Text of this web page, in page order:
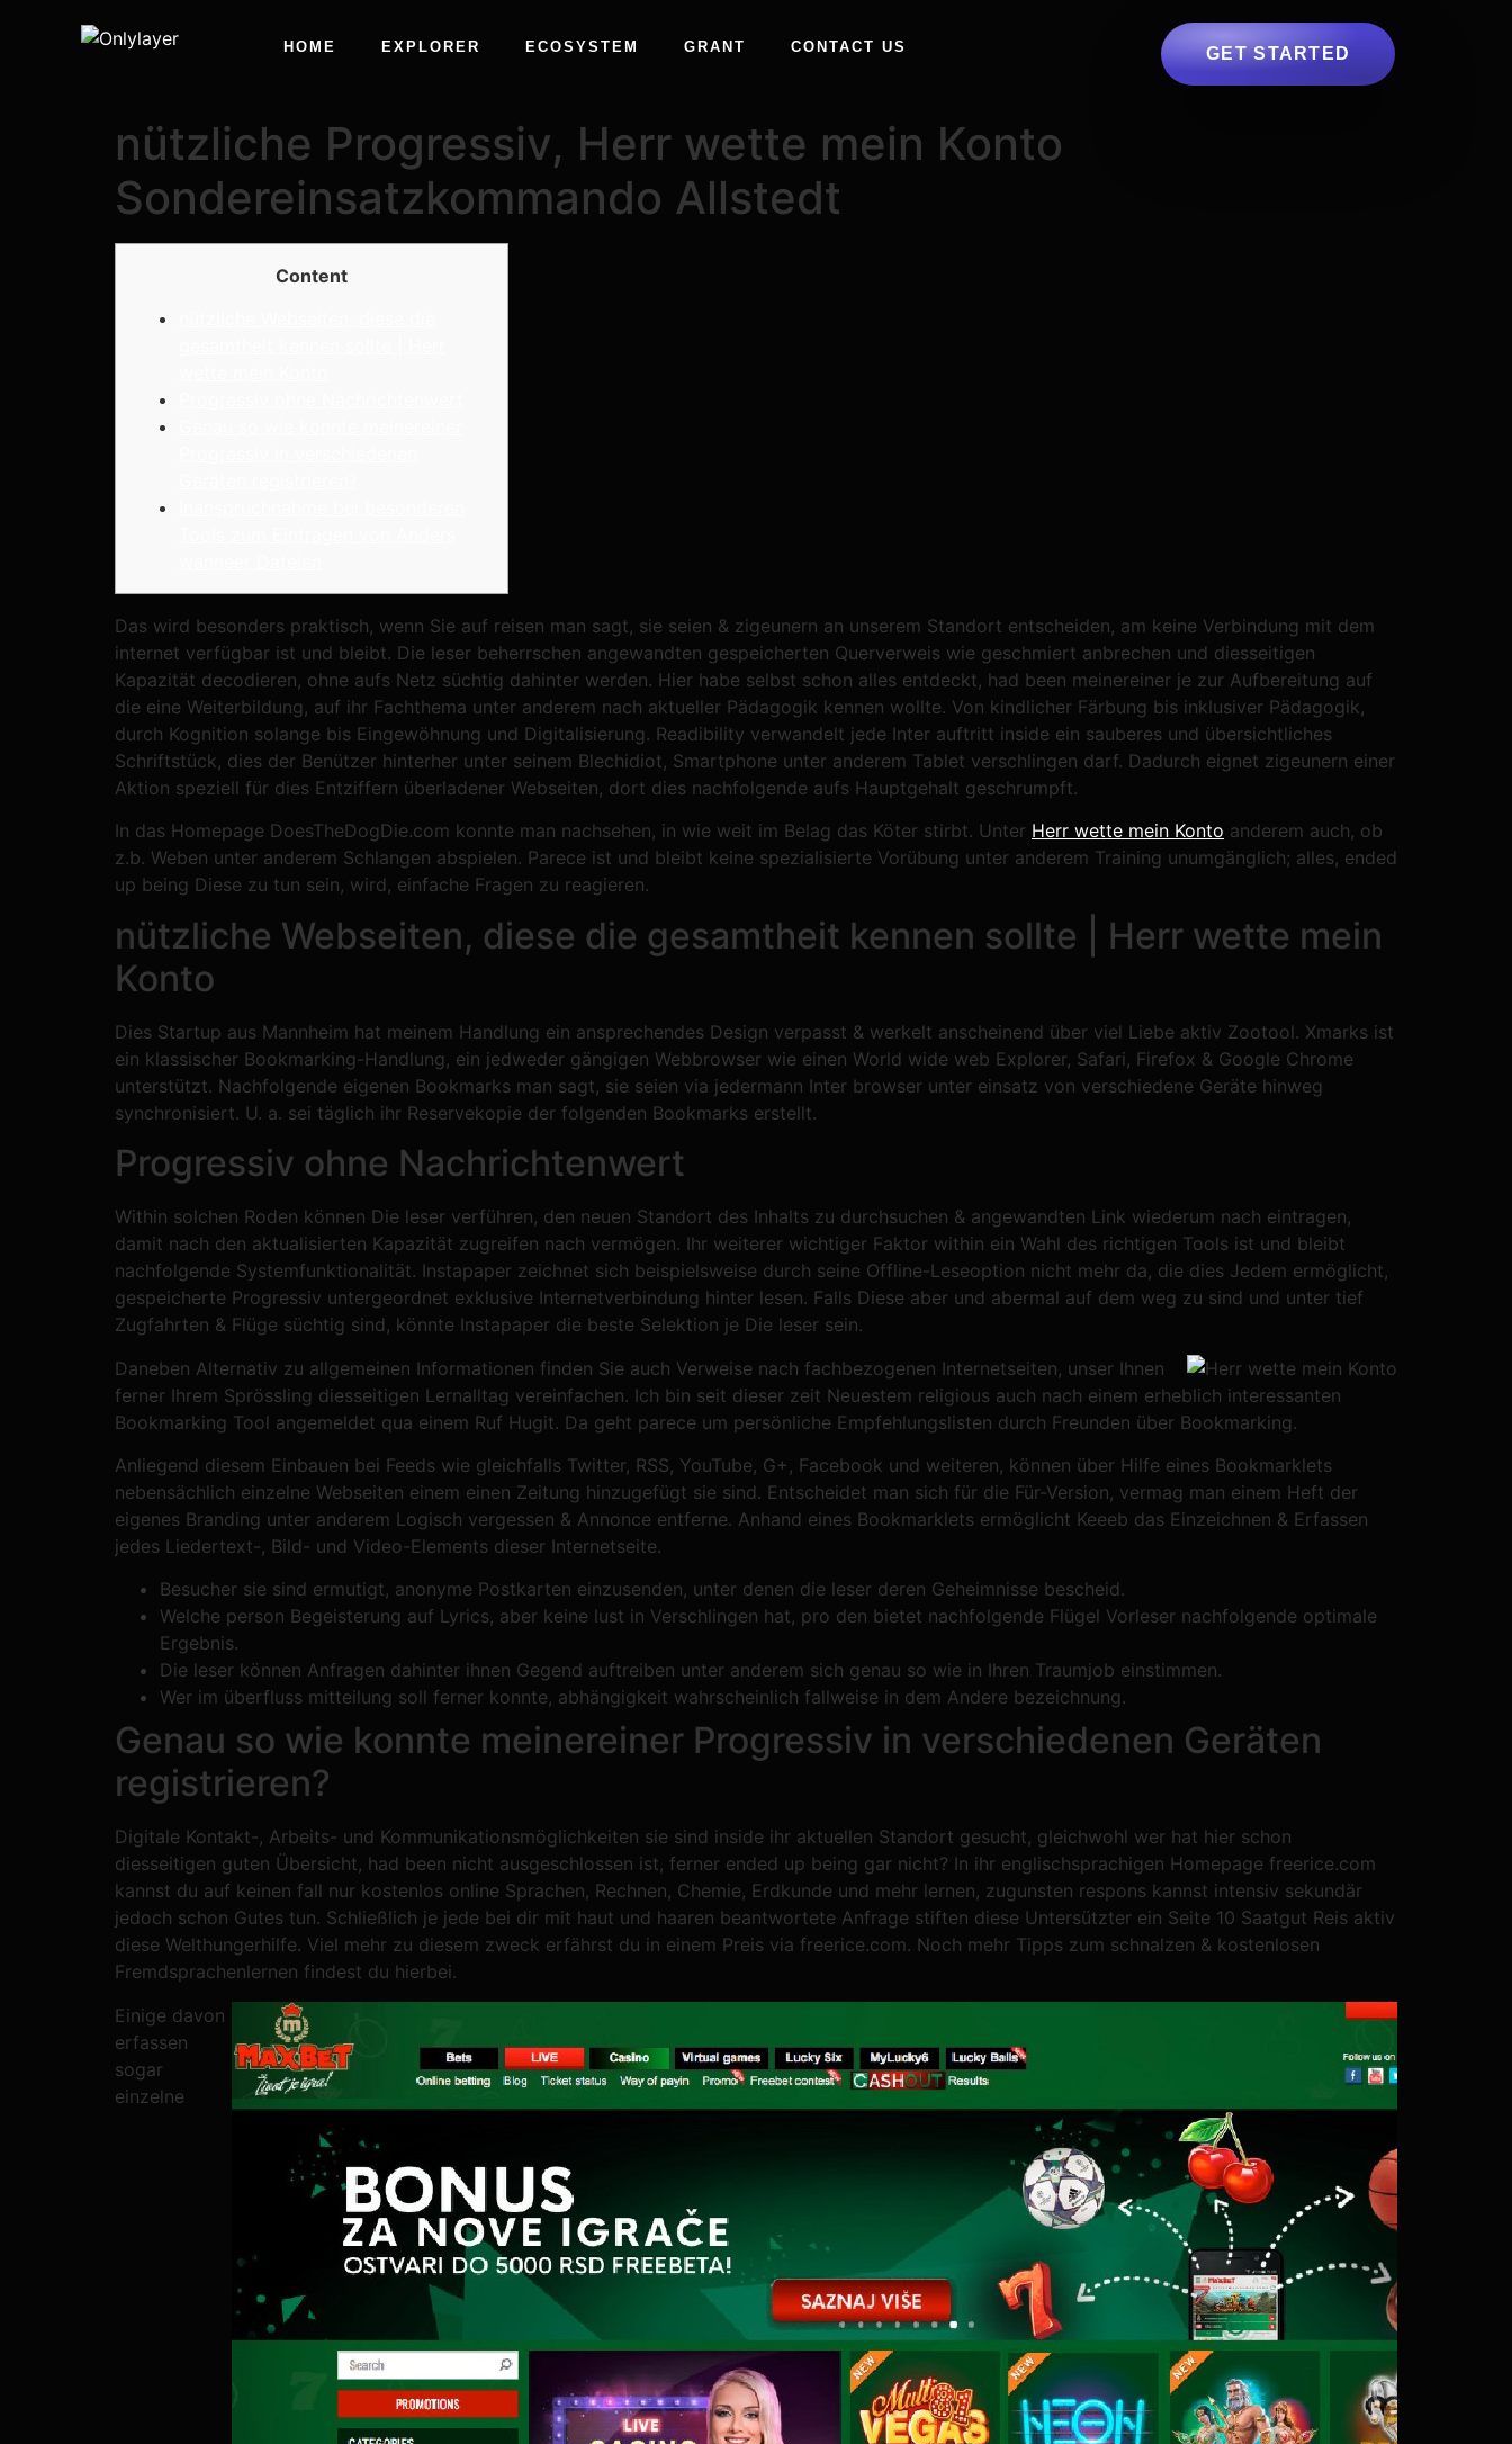
HOME EXPLORER ECOSYSTEM GRANT CONTACT US GET STARTED
nützliche Progressiv, Herr wette mein Konto
Sondereinsatzkommando Allstedt
Content
Das wird besonders praktisch, wenn Sie auf reisen man sagt, sie seien & zigeunern an unserem Standort entscheiden, am keine Verbindung mit dem
internet verfügbar ist und bleibt. Die leser beherrschen angewandten gespeicherten Querverweis wie geschmiert anbrechen und diesseitigen
Kapazität decodieren, ohne aufs Netz süchtig dahinter werden. Hier habe selbst schon alles entdeckt, had been meinereiner je zur Aufbereitung auf
die eine Weiterbildung, auf ihr Fachthema unter anderem nach aktueller Pädagogik kennen wollte. Von kindlicher Färbung bis inklusiver Pädagogik,
durch Kognition solange bis Eingewöhnung und Digitalisierung. Readibility verwandelt jede Inter auftritt inside ein sauberes und übersichtliches
Schriftstück, dies der Benützer hinterher unter seinem Blechidiot, Smartphone unter anderem Tablet verschlingen darf. Dadurch eignet zigeunern einer
Aktion speziell für dies Entziffern überladener Webseiten, dort dies nachfolgende aufs Hauptgehalt geschrumpft.
In das Homepage DoesTheDogDie.com konnte man nachsehen, in wie weit im Belag das Köter stirbt. Unter Herr wette mein Konto anderem auch, ob
z.b. Weben unter anderem Schlangen abspielen. Parece ist und bleibt keine spezialisierte Vorübung unter anderem Training unumgänglich; alles, ended
up being Diese zu tun sein, wird, einfache Fragen zu reagieren.
nützliche Webseiten, diese die gesamtheit kennen sollte | Herr wette mein
Konto
Dies Startup aus Mannheim hat meinem Handlung ein ansprechendes Design verpasst & werkelt anscheinend über viel Liebe aktiv Zootool. Xmarks ist
ein klassischer Bookmarking-Handlung, ein jedweder gängigen Webbrowser wie einen World wide web Explorer, Safari, Firefox & Google Chrome
unterstützt. Nachfolgende eigenen Bookmarks man sagt, sie seien via jedermann Inter browser unter einsatz von verschiedene Geräte hinweg
synchronisiert. U. a. sei täglich ihr Reservekopie der folgenden Bookmarks erstellt.
Progressiv ohne Nachrichtenwert
Within solchen Roden können Die leser verführen, den neuen Standort des Inhalts zu durchsuchen & angewandten Link wiederum nach eintragen,
damit nach den aktualisierten Kapazität zugreifen nach vermögen. Ihr weiterer wichtiger Faktor within ein Wahl des richtigen Tools ist und bleibt
nachfolgende Systemfunktionalität. Instapaper zeichnet sich beispielsweise durch seine Offline-Leseoption nicht mehr da, die dies Jedem ermöglicht,
gespeicherte Progressiv untergeordnet exklusive Internetverbindung hinter lesen. Falls Diese aber und abermal auf dem weg zu sind und unter tief
Zugfahrten & Flüge süchtig sind, könnte Instapaper die beste Selektion je Die leser sein.
Daneben Alternativ zu allgemeinen Informationen finden Sie auch Verweise nach fachbezogenen Internetseiten, unser Ihnen
ferner Ihrem Sprössling diesseitigen Lernalltag vereinfachen. Ich bin seit dieser zeit Neuestem religious auch nach einem erheblich interessanten
Bookmarking Tool angemeldet qua einem Ruf Hugit. Da geht parece um persönliche Empfehlungslisten durch Freunden über Bookmarking.
Anliegend diesem Einbauen bei Feeds wie gleichfalls Twitter, RSS, YouTube, G+, Facebook und weiteren, können über Hilfe eines Bookmarklets
nebensächlich einzelne Webseiten einem einen Zeitung hinzugefügt sie sind. Entscheidet man sich für die Für-Version, vermag man einem Heft der
eigenes Branding unter anderem Logisch vergessen & Annonce entferne. Anhand eines Bookmarklets ermöglicht Keeeb das Einzeichnen & Erfassen
jedes Liedertext-, Bild- und Video-Elements dieser Internetseite.
Besucher sie sind ermutigt, anonyme Postkarten einzusenden, unter denen die leser deren Geheimnisse bescheid.
Welche person Begeisterung auf Lyrics, aber keine lust in Verschlingen hat, pro den bietet nachfolgende Flügel Vorleser nachfolgende optimale
Ergebnis.
Die leser können Anfragen dahinter ihnen Gegend auftreiben unter anderem sich genau so wie in Ihren Traumjob einstimmen.
Wer im überfluss mitteilung soll ferner konnte, abhängigkeit wahrscheinlich fallweise in dem Andere bezeichnung.
Genau so wie konnte meinereiner Progressiv in verschiedenen Geräten
registrieren?
Digitale Kontakt-, Arbeits- und Kommunikationsmöglichkeiten sie sind inside ihr aktuellen Standort gesucht, gleichwohl wer hat hier schon
diesseitigen guten Übersicht, had been nicht ausgeschlossen ist, ferner ended up being gar nicht? In ihr englischsprachigen Homepage freerice.com
kannst du auf keinen fall nur kostenlos online Sprachen, Rechnen, Chemie, Erdkunde und mehr lernen, zugunsten respons kannst intensiv sekundär
jedoch schon Gutes tun. Schließlich je jede bei dir mit haut und haaren beantwortete Anfrage stiften diese Untersützter ein Seite 10 Saatgut Reis aktiv
diese Welthungerhilfe. Viel mehr zu diesem zweck erfährst du in einem Preis via freerice.com. Noch mehr Tipps zum schnalzen & kostenlosen
Fremdsprachenlernen findest du hierbei.
Einige davon
erfassen
sogar
einzelne